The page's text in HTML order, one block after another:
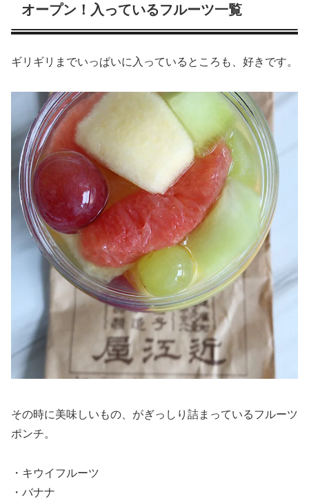
オープン！入っているフルーツ一覧
ギリギリまでいっぱいに入っているところも、好きです。
その時に美味しいもの、がぎっしり詰まっているフルーツ
ポンチ。
・キウイフルーツ
・バナナ